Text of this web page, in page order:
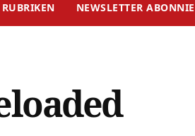
RUBRIKEN NEWSLETTER